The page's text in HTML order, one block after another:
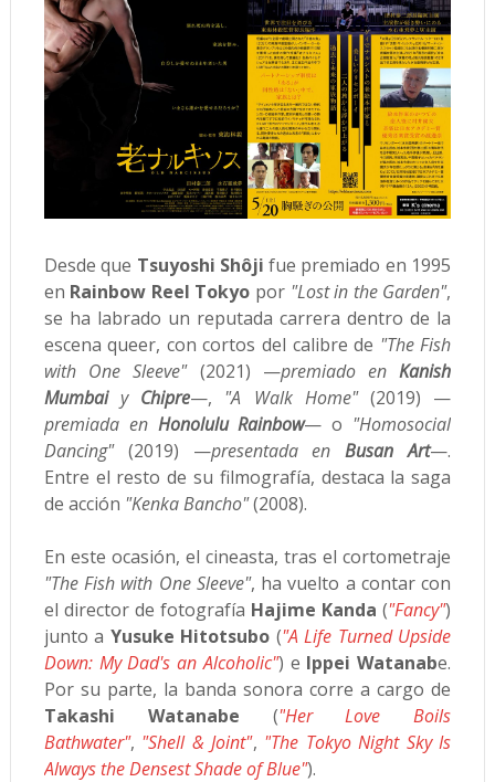
Desde que Tsuyoshi Shôji fue premiado en 1995
en Rainbow Reel Tokyo por "Lost in the Garden",
se ha labrado un reputada carrera dentro de la
escena queer, con cortos del calibre de "The Fish
with One Sleeve" (2021) —premiado enKanish
Mumbaiy Chipre—, "A Walk Home"(2019) —
premiada en Honolulu Rainbow— o "Homosocial
Dancing" (2019) —presentada enBusan Art—.
Entre el resto de su filmografía, destaca la saga
de acción "Kenka Bancho"(2008).
En este ocasión, el cineasta, tras el cortometraje
"The Fish with One Sleeve", ha vuelto a contar con
el director de fotografía Hajime Kanda ("Fancy")
junto a Yusuke Hitotsubo ("A Life Turned Upside
Down: My Dad's an Alcoholic") e Ippei Watanabe.
Por su parte, la banda sonora corre a cargo de
Takashi Watanabe ("Her Love Boils
Bathwater", "Shell & Joint", "The Tokyo Night Sky Is
Always the Densest Shade of Blue").